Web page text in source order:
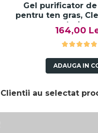
Gel purificator
pentru ten gras,
pure solution -
164,00
ADAUGA IN
Clientii au selectat